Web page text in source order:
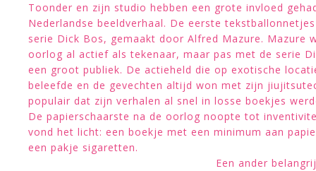
Toonder en zijn studio hebben een grote invloed
Nederlandse beeldverhaal. De eerste
serie Dick Bos, gemaakt door Alfred Mazure. Mazure
oorlog al actief als tekenaar, maar pas met de serie
een groot publiek. De actieheld die op exotische
beleefde en de gevechten altijd won met zijn
populair dat zijn verhalen al snel in losse boekjes
De papierschaarste na de oorlog noopte tot
vond het licht: een boekje met een minimum aan
een pakje sigaretten.
Een ander